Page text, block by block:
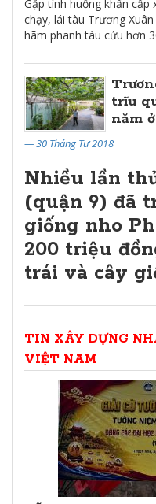
Gặp tình huống khẩn
chạy, lái tàu Trương
hãm phanh tàu cứu hơn
trĩu
năm
— 30 Tháng Tư 2018
Nhiều lần
(quận 9) đã
giống nho
200 triệu
trái và cây
TIN XÂY DỰNG
VIỆT NAM